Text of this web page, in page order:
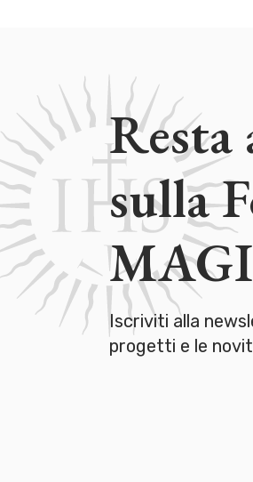
Resta
sulla
Iscriviti alla
progetti e le